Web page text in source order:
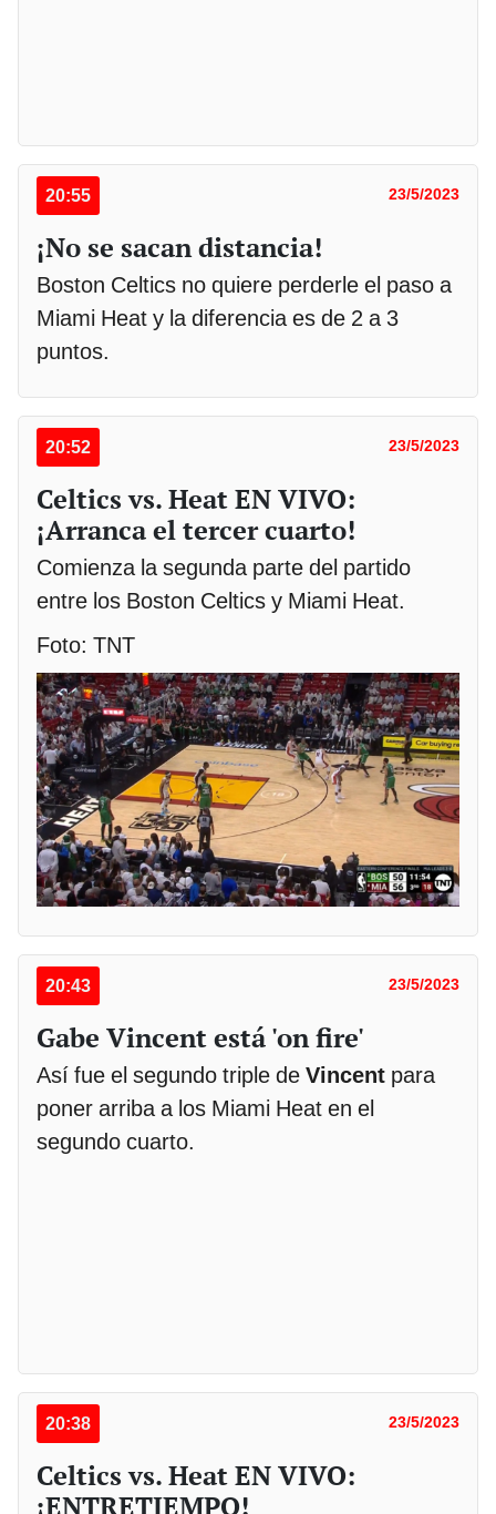
20:55 23/5/2023
¡No se sacan distancia!
Boston Celtics no quiere perderle el paso a
Miami Heat y la diferencia es de 2 a 3
puntos.
20:52 23/5/2023
Celtics vs. Heat EN VIVO:
¡Arranca el tercer cuarto!
Comienza la segunda parte del partido
entre los Boston Celtics y Miami Heat.
Foto: TNT
20:43 23/5/2023
Gabe Vincent está 'on fire'
Así fue el segundo triple de Vincent para
poner arriba a los Miami Heat en el
segundo cuarto.
20:38 23/5/2023
Celtics vs. Heat EN VIVO:
¡ENTRETIEMPO!